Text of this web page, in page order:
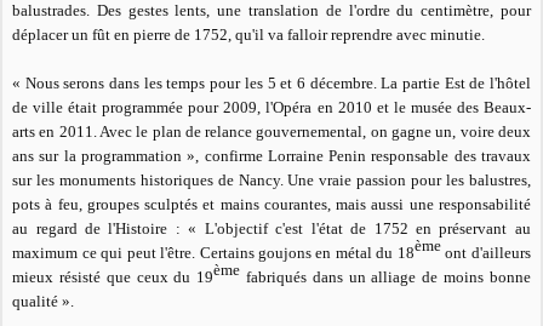
balustrades. Des gestes lents, une translation de l'ordre du centimètre, pour
déplacer un fût en pierre de 1752, qu'il va falloir reprendre avec minutie.
« Nous serons dans les temps pour les 5 et 6 décembre. La partie Est de l'hôtel
de ville était programmée pour 2009, l'Opéra en 2010 et le musée des Beaux-
arts en 2011. Avec le plan de relance gouvernemental, on gagne un, voire deux
ans sur la programmation », confirme Lorraine Penin responsable des travaux
sur les monuments historiques de Nancy. Une vraie passion pour les balustres,
pots à feu, groupes sculptés et mains courantes, mais aussi une responsabilité
au regard de l'Histoire : « L'objectif c'est l'état de 1752 en préservant au
maximum ce qui peut l'être. Certains goujons en métal du 18èmeont d'ailleurs
mieux résisté que ceux du 19ème fabriqués dans un alliage de moins bonne
qualité ».